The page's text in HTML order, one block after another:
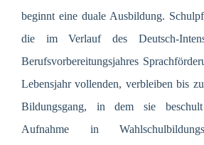
beginnt eine duale Ausbildung.
die im Verlauf des Deutsch-
Berufsvorbereitungsjahres
Lebensjahr vollenden, verbleiben bis
Bildungsgang, in dem sie
Aufnahme in